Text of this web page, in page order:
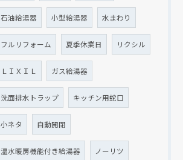
石油給湯器 小型給湯器 水まわり
フルリフォーム 夏季休業日 リクシル
ＬＩＸＩＬ ガス給湯器
洗面排水トラップ キッチン用蛇口
小ネタ 自動開閉
温水暖房機能付き給湯器 ノーリツ